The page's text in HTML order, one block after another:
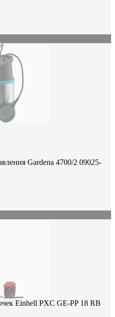
Gardena 4700/2 09025-
Einhell PXC GE-PP 18 RB